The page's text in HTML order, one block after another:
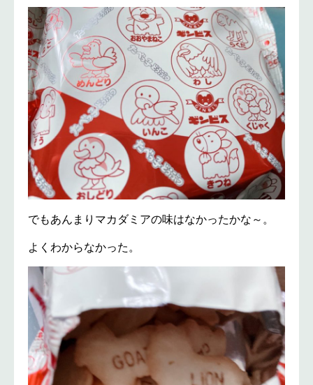
でもあんまりマカダミアの味はなかったかな～。
よくわからなかった。